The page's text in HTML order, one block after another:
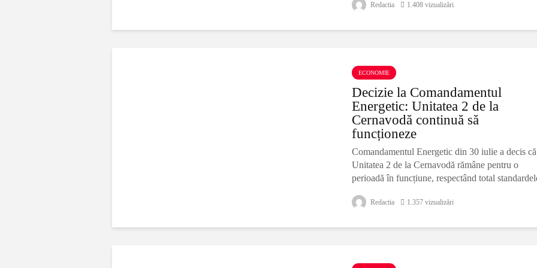
Redactia 1.408 vizualizări
ECONOMIE
Decizie la Comandamentul
Energetic: Unitatea 2 de la
Cernavodă continuă să
funcționeze
Comandamentul Energetic din 30 iulie a decis că
Unitatea 2 de la Cernavodă rămâne pentru o
perioadă în funcțiune, respectând total
Energetic este echilibrat. ”Joi
Redactia 1.357 vizualizări